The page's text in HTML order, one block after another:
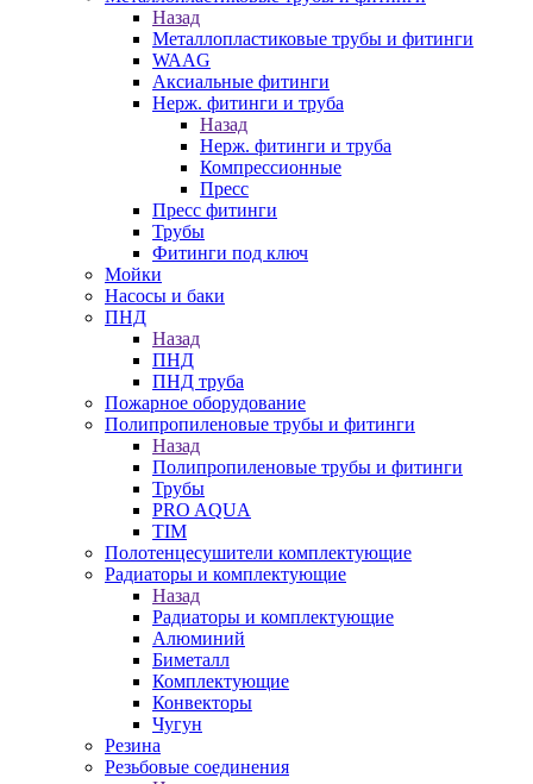
Назад
Металлопластиковые трубы и фитинги
WAAG
Аксиальные фитинги
Нерж. фитинги и труба
Назад
Нерж. фитинги и труба
Компрессионные
Пресс
Пресс фитинги
Трубы
Фитинги под ключ
Мойки
Насосы и баки
ПНД
Назад
ПНД
ПНД труба
Пожарное оборудование
Полипропиленовые трубы и фитинги
Назад
Полипропиленовые трубы и фитинги
Трубы
PRO AQUA
TIM
Полотенцесушители комплектующие
Радиаторы и комплектующие
Назад
Радиаторы и комплектующие
Алюминий
Биметалл
Комплектующие
Конвекторы
Чугун
Резина
Резьбовые соединения